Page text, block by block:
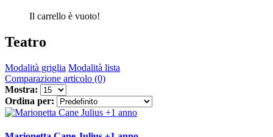
Il carrello è vuoto!
Teatro
Modalità griglia Modalità lista
Comparazione articolo (0)
Mostra:
Ordina per: